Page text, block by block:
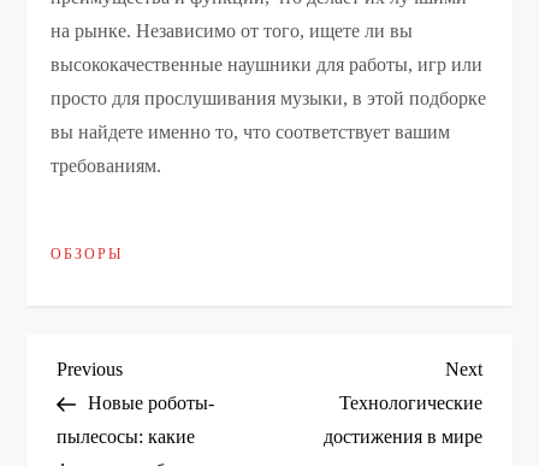
на рынке. Независимо от того, ищете ли вы
высококачественные наушники для работы, игр или
просто для прослушивания музыки, в этой подборке
вы найдете именно то, что соответствует вашим
требованиям.
ОБЗОРЫ
Н
а
Previous
Post
Previous
Новые роботы-
пылесосы: какие
Next
Post
Next
Технологические
достижения в мире